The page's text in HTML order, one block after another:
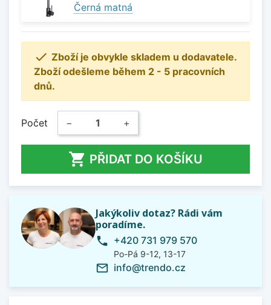
Černá matná
 Zboží je obvykle skladem u dodavatele.
Zboží odešleme během 2 - 5 pracovních
dnů.
Počet − +
 PŘIDAT DO KOŠÍKU
Jakýkoliv dotaz? Rádi vám
poradíme.
phone +420 731 979 570
Po-Pá 9-12, 13-17
mail_outline info@trendo.cz